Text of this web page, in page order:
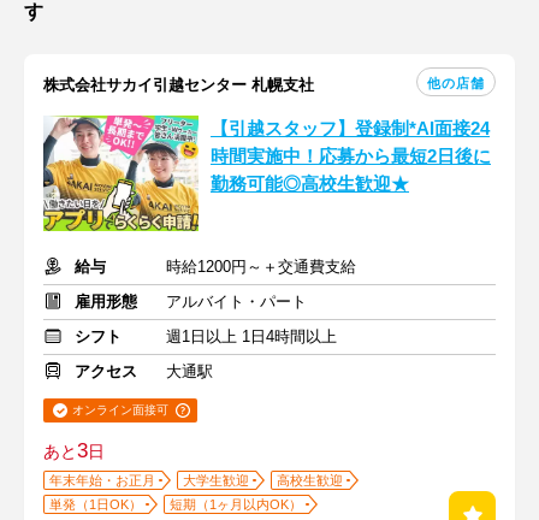
す
株式会社サカイ引越センター 札幌支社 他の店舗
【引越スタッフ】登録制*AI面接24
時間実施中！応募から最短2日後に
勤務可能◎高校生歓迎★
給与
時給1200円～＋交通費支給
雇用形態
アルバイト・パート
シフト
週1日以上 1日4時間以上
アクセス
大通駅
オンライン面接可
あと3日
年末年始・お正月 大学生歓迎
高校生歓迎
単発（1日OK）
短期（1ヶ月以内OK）